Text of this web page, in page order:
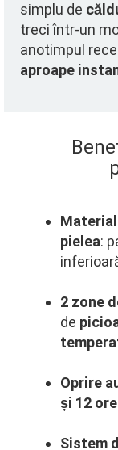
simplu de
treci într-un
anotimpul
aproape
pielea:
2 zone
de
Oprire
și 12 ore
Sistem